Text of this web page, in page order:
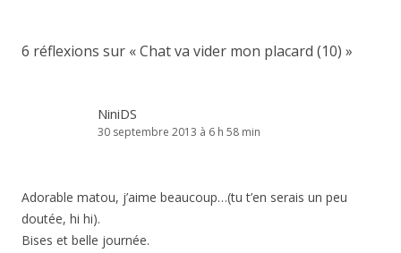
6 réflexions sur «Chat va vider mon placard (10) »
NiniDS
30 septembre 2013 à 6 h 58 min
Adorable matou, j’aime beaucoup…(tu t’en serais un peu
doutée, hi hi).
Bises et belle journée.